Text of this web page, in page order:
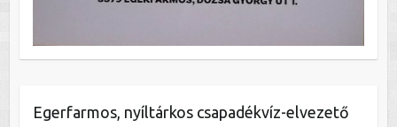
Egerfarmos, nyíltárkos csapadékvíz-elvezető